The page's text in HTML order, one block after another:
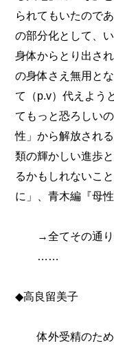
られてもいたので
の部分化として、
身体からとり出さ
の身体さえ無用と
て（p.v）代えよう
てもっと恐ろしい
性」から解放され
類の輝かしい進歩
るかもしれないこ
に」、青木編『母
→全てその通り
……
◆高良留美子
体外受精のため